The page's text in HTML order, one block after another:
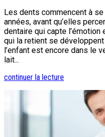
Les dents commencent à
années, avant qu’elles
dentaire qui capte
qui la retient se
l’enfant est encore dans le
lait...
continuer la lecture